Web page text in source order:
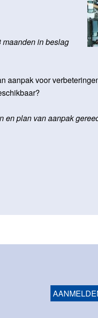
maanden in beslag
aanpak voor
en plan van aanpak